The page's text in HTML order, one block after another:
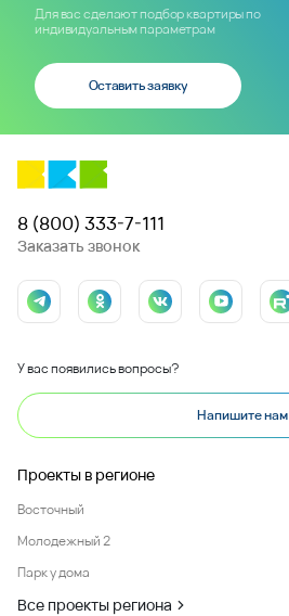
Для вас сделают подбор квартиры по
индивидуальным параметрам
Оставить заявку
8 (800) 333-7-111
Заказать звонок
У вас появились вопросы?
Напишите нам
Проекты в регионе
Восточный
Молодежный 2
Парк у дома
Все проекты региона